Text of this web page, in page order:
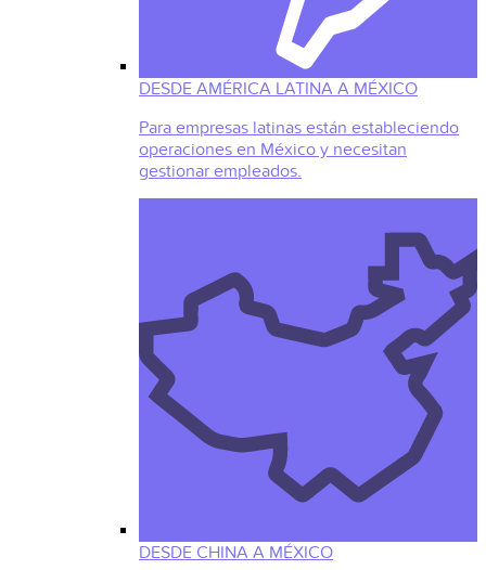
DESDE AMÉRICA LATINA A MÉXICO
Para empresas latinas están estableciendo
operaciones en México y necesitan
gestionar empleados.
DESDE CHINA A MÉXICO